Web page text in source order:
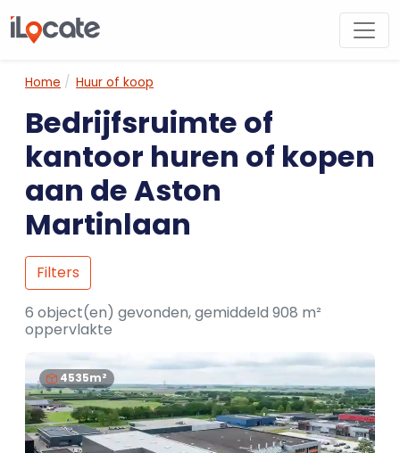
Home Huur of koop
Bedrijfsruimte of
kantoor huren of kopen
aan de Aston
Martinlaan
Filters
6 object(en) gevonden, gemiddeld 908 m²
oppervlakte
4535m²